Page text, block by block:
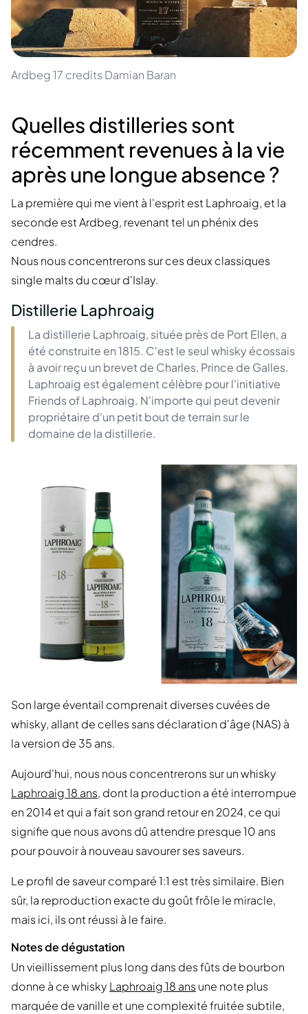
Ardbeg 17 credits Damian Baran
Quelles distilleries sont
récemment revenues à la vie
après une longue absence ?
La première qui me vient à l'esprit est Laphroaig, et la
seconde est Ardbeg, revenant tel un phénix des
cendres.
Nous nous concentrerons sur ces deux classiques
single malts du cœur d'Islay.
Distillerie Laphroaig
La distillerie Laphroaig, située près de Port Ellen, a
été construite en 1815. C'est le seul whisky écossais
à avoir reçu un brevet de Charles, Prince de Galles.
Laphroaig est également célèbre pour l'initiative
Friends of Laphroaig. N'importe qui peut devenir
propriétaire d'un petit bout de terrain sur le
domaine de la distillerie.
Son large éventail comprenait diverses cuvées de
whisky, allant de celles sans déclaration d'âge (NAS) à
la version de 35 ans.
Aujourd'hui, nous nous concentrerons sur un whisky
Laphroaig 18 ans, dont la production a été interrompue
en 2014 et qui a fait son grand retour en 2024, ce qui
signifie que nous avons dû attendre presque 10 ans
pour pouvoir à nouveau savourer ses saveurs.
Le profil de saveur comparé 1:1 est très similaire. Bien
sûr, la reproduction exacte du goût frôle le miracle,
mais ici, ils ont réussi à le faire.
Notes de dégustation
Un vieillissement plus long dans des fûts de bourbon
donne à ce whisky Laphroaig 18 ansune note plus
marquée de vanille et une complexité fruitée subtile,